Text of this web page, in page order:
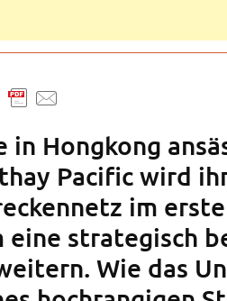
in Hongkong
Pacific wird
im
eine strategisch
Wie das